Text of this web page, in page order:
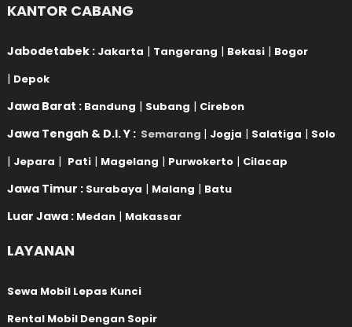
KANTOR CABANG
Jabodetabek : Jakarta | Tangerang | Bekasi | Bogor
| Depok
Jawa Barat : Bandung | Subang | Cirebon
Jawa Tengah & D.I. Y : Semarang | Jogja | Salatiga | Solo
| Jepara | Pati | Magelang | Purwokerto | Cilacap
Jawa Timur : Surabaya | Malang | Batu
Luar Jawa : Medan | Makassar
LAYANAN
Sewa Mobil Lepas Kunci
Rental Mobil Dengan Sopir